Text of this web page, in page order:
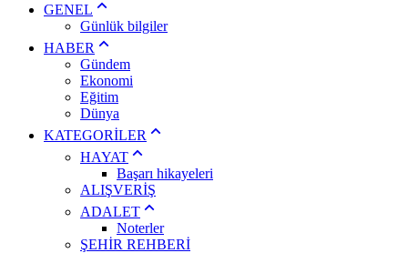
GENEL
Günlük bilgiler
HABER
Gündem
Ekonomi
Eğitim
Dünya
KATEGORİLER
HAYAT
Başarı hikayeleri
ALIŞVERİŞ
ADALET
Noterler
ŞEHİR REHBERİ